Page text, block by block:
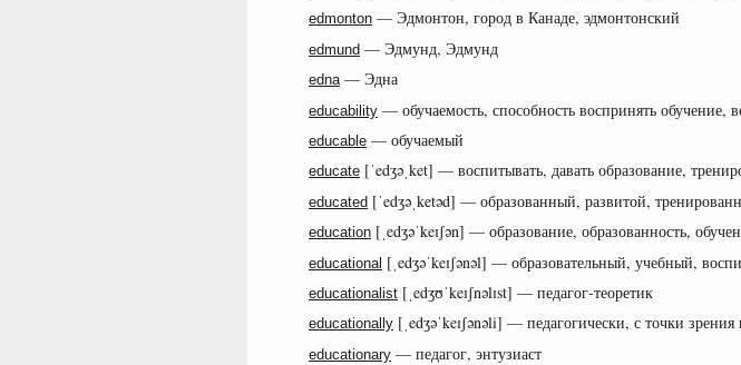
edmonton — Эдмонтон, город в Канаде, эдмонтонский
edmund — Эдмунд, Эдмунд
edna— Эдна
educability — обучаемость, способность воспринять обучение,
educable — обучаемый
educate [ˈedʒəˌket] — воспитывать, давать образование,
educated [ˈedʒəˌketəd] — образованный, развитой,
education [ˌedʒəˈkeɪʃən] — образование, образованность,
educational [ˌedʒəˈkeɪʃənəl] — образовательный, учебный,
educationalist [ˌedʒʊˈkeɪʃnəlɪst] — педагог-теоретик
educationally [ˌedʒəˈkeɪʃənəli] — педагогически, с точки
educationary — педагог, энтузиаст